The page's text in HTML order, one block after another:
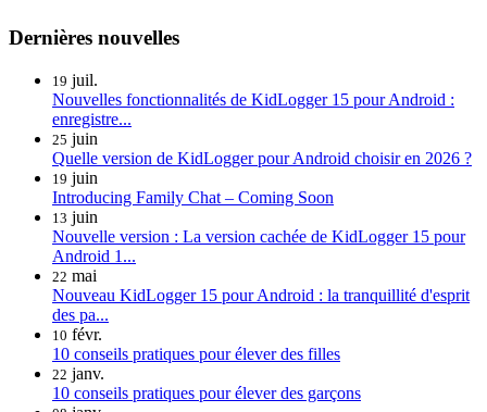
Dernières nouvelles
19 juil.
Nouvelles fonctionnalités de KidLogger 15 pour Android :
enregistre...
25 juin
Quelle version de KidLogger pour Android choisir en 2026 ?
19 juin
Introducing Family Chat – Coming Soon
13 juin
Nouvelle version : La version cachée de KidLogger 15 pour
Android 1...
22 mai
Nouveau KidLogger 15 pour Android : la tranquillité d'esprit
des pa...
10 févr.
10 conseils pratiques pour élever des filles
22 janv.
10 conseils pratiques pour élever des garçons